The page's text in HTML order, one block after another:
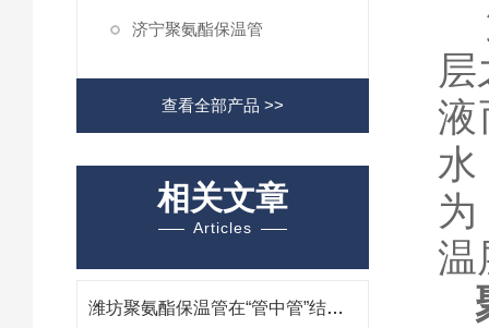
济宁聚氨酯保温管
查看全部产品 >>
相关文章
Articles
潍坊聚氨酯保温管在“管中管”结构中的三重防护逻辑
液
水